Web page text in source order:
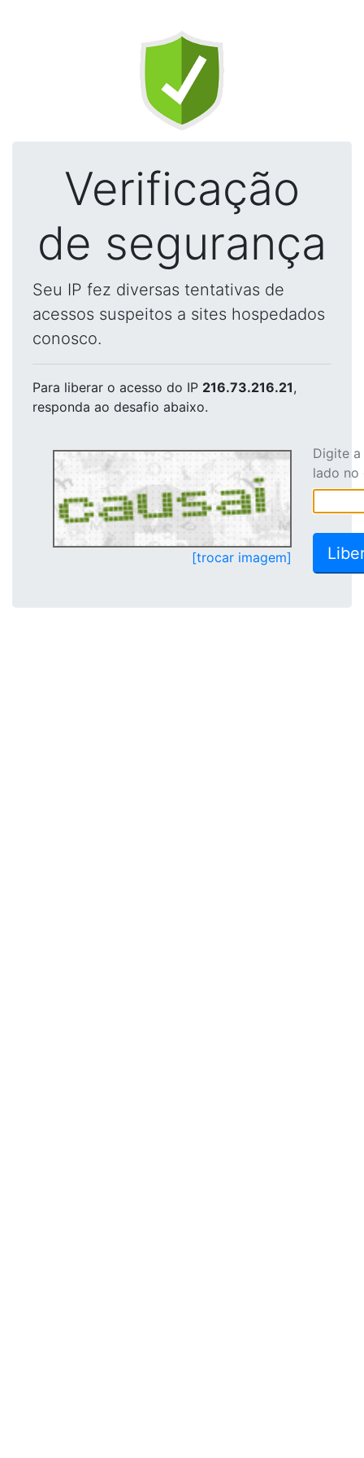
Verificação
de segurança
Seu IP fez diversas tentativas de
acessos suspeitos a sites hospedados
conosco.
Para liberar o acesso do IP 216.73.216.21,
responda ao desafio abaixo.
[trocar imagem]
Digite
lado no